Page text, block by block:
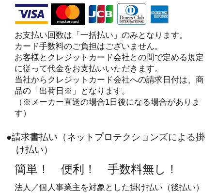
お支払い回数は「一括払い」のみとなります。
カード手数料のご負担はございません。
お客様とクレジットカード会社との間で定める規定
に従って代金をお支払いいただきます。
当社からクレジットカード会社への請求日付は、商
品の「出荷日※」となります。
（※メーカー直送の場合1日後になる場合がありま
す）
●請求書払い（ネットプロテクションズによる掛
け払い）
簡単！ 便利！ 手数料無し！
法人／個人事業主を対象とした掛け払い（後払い）